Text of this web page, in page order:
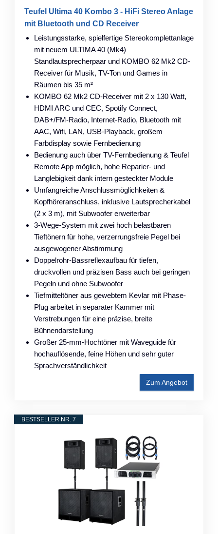
Teufel Ultima 40 Kombo 3 - HiFi Stereo Anlage
mit Bluetooth und CD Receiver
Leistungsstarke, spielfertige Stereokomplettanlage
mit neuem ULTIMA 40 (Mk4)
Standlautsprecherpaar und KOMBO 62 Mk2 CD-
Receiver für Musik, TV-Ton und Games in
Räumen bis 35 m²
KOMBO 62 Mk2 CD-Receiver mit 2 x 130 Watt,
HDMI ARC und CEC, Spotify Connect,
DAB+/FM-Radio, Internet-Radio, Bluetooth mit
AAC, Wifi, LAN, USB-Playback, großem
Farbdisplay sowie Fernbedienung
Bedienung auch über TV-Fernbedienung & Teufel
Remote App möglich, hohe Reparier- und
Langlebigkeit dank intern gesteckter Module
Umfangreiche Anschlussmöglichkeiten &
Kopfhöreranschluss, inklusive Lautsprecherkabel
(2 x 3 m), mit Subwoofer erweiterbar
3-Wege-System mit zwei hoch belastbaren
Tieftönern für hohe, verzerrungsfreie Pegel bei
ausgewogener Abstimmung
Doppelrohr-Bassreflexaufbau für tiefen,
druckvollen und präzisen Bass auch bei geringen
Pegeln und ohne Subwoofer
Tiefmitteltöner aus gewebtem Kevlar mit Phase-
Plug arbeitet in separater Kammer mit
Verstrebungen für eine präzise, breite
Bühnendarstellung
Großer 25-mm-Hochtöner mit Waveguide für
hochauflösende, feine Höhen und sehr guter
Sprachverständlichkeit
Zum Angebot
BESTSELLER NR. 7